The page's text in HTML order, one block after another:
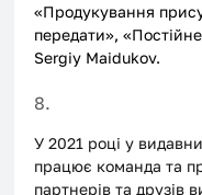
«Продукування
передати», «
Sergiy Maidukov.
8.
У 2021 році у
працює команда та
партнерів та друзів